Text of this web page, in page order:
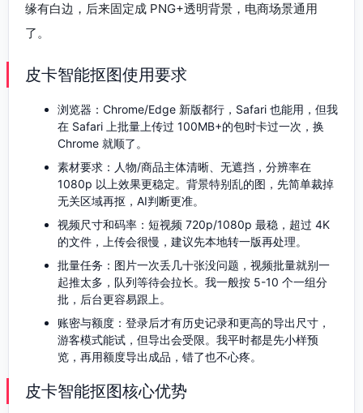
缘有白边，后来固定成 PNG+透明背景，电商场景通用
了。
皮卡智能抠图使用要求
浏览器：Chrome/Edge 新版都行，Safari 也能用，但我
在 Safari 上批量上传过 100MB+的包时卡过一次，换
Chrome 就顺了。
素材要求：人物/商品主体清晰、无遮挡，分辨率在
1080p 以上效果更稳定。背景特别乱的图，先简单裁掉
无关区域再抠，AI判断更准。
视频尺寸和码率：短视频 720p/1080p 最稳，超过 4K
的文件，上传会很慢，建议先本地转一版再处理。
批量任务：图片一次丢几十张没问题，视频批量就别一
起推太多，队列等待会拉长。我一般按 5-10 个一组分
批，后台更容易跟上。
账密与额度：登录后才有历史记录和更高的导出尺寸，
游客模式能试，但导出会受限。我平时都是先小样预
览，再用额度导出成品，错了也不心疼。
皮卡智能抠图核心优势